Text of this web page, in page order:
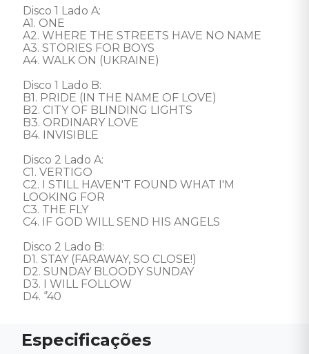
Disco 1 Lado A:
A1. ONE
A2. WHERE THE STREETS HAVE NO NAME
A3. STORIES FOR BOYS
A4. WALK ON (UKRAINE)
Disco 1 Lado B:
B1. PRIDE (IN THE NAME OF LOVE)
B2. CITY OF BLINDING LIGHTS
B3. ORDINARY LOVE
B4. INVISIBLE
Disco 2 Lado A:
C1. VERTIGO
C2. I STILL HAVEN'T FOUND WHAT I'M
LOOKING FOR
C3. THE FLY
C4. IF GOD WILL SEND HIS ANGELS
Disco 2 Lado B:
D1. STAY (FARAWAY, SO CLOSE!)
D2. SUNDAY BLOODY SUNDAY
D3. I WILL FOLLOW
D4. ‘’40